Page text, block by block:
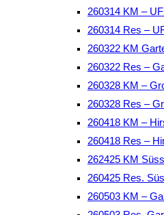
260314 KM –
260314 Res –
260322 KM
260322 Res –
260328 KM –
260328 Res –
260418 KM –
260418 Res –
262425 KM
260425 Res.
260503 KM –